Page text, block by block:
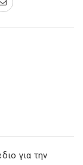
για την